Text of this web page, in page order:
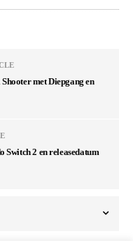
met Diepgang en
Switch 2 en releasedatum